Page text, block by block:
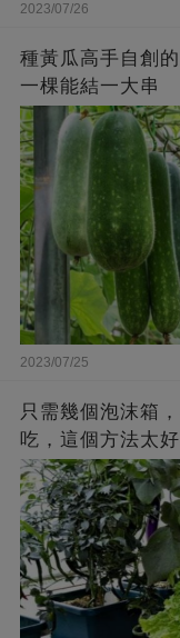
2023/07/26
種黃瓜高手自創
一棵能結一大串
2023/07/25
只需幾個泡沫箱
吃，這個方法太